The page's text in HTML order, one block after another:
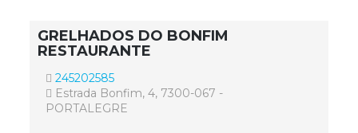
GRELHADOS DO BONFIM
RESTAURANTE
245202585
Estrada Bonfim, 4, 7300-067 -
PORTALEGRE